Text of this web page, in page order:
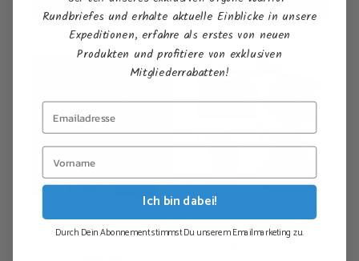
bis
€306,00
werden
Haftminen-Buster Orgonite Geschenk-
Rundbriefes und erhalte aktuelle Einblicke in unsere
Expeditionen, erfahre als erstes von neuen
Produkten und profitiere von exklusiven
Mitgliederrabatten!
Ich bin dabei!
Durch Dein Abonnement stimmst Du unserem Emailmarketing zu.